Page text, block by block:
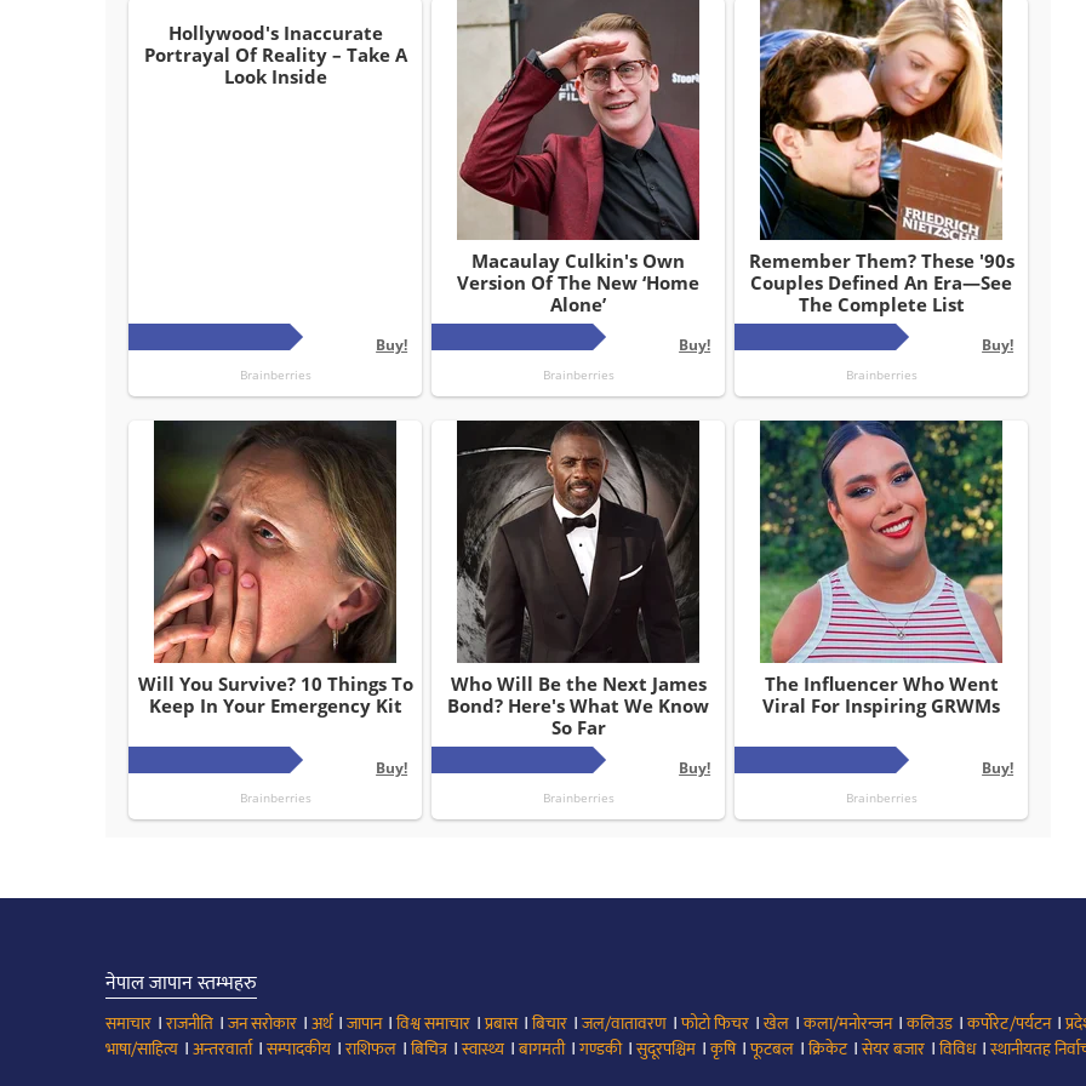
नेपाल जापान स्तम्भहरु
समाचार ।राजनीति ।जन सरोकार ।अर्थ।जापान।विश्व समाचार ।प्रबास।बिचार ।जल/वातावरण ।फोटो फिचर ।खेल ।कला/मनोरन्जन।कलिउड।कर्पोरेट/पर्यटन।
भाषा/साहित्य ।अन्तरवार्ता।सम्पादकीय ।राशिफल ।बिचित्र।स्वास्थ्य ।बागमती।गण्डकी।सुदूरपश्चिम ।कृषि।फूटबल ।क्रिकेट।सेयर बजार ।विविध।स्थानीयतह